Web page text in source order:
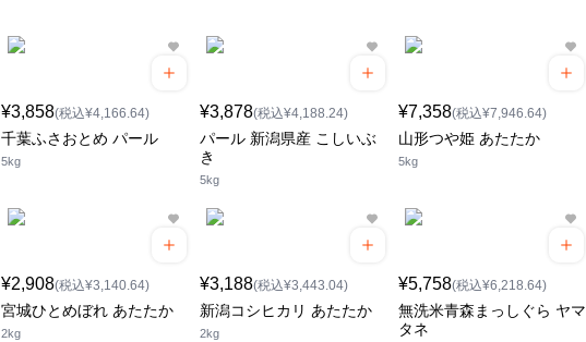
¥3,858(税込¥4,166.64)
千葉ふさおとめ パール
5kg
¥3,878(税込¥4,188.24)
パール 新潟県産 こしいぶ
き
5kg
¥7,358(税込¥7,946.64)
山形つや姫 あたたか
5kg
¥2,908(税込¥3,140.64)
宮城ひとめぼれ あたたか
2kg
¥3,188(税込¥3,443.04)
新潟コシヒカリ あたたか
2kg
¥5,758(税込¥6,218.64)
無洗米青森まっしぐら ヤマ
タネ